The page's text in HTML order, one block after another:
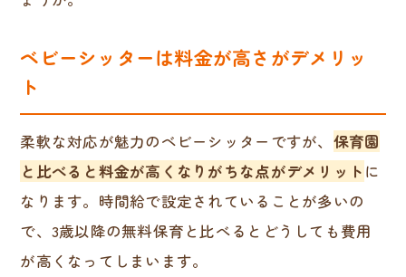
ベビーシッターは料金が高さがデメリッ
ト
柔軟な対応が魅力のベビーシッターですが、 保育園
と比べると料金が高くなりがちな点がデメリット に
なります。時間給で設定されていることが多いの
で、3歳以降の無料保育と比べるとどうしても費用
が高くなってしまいます。